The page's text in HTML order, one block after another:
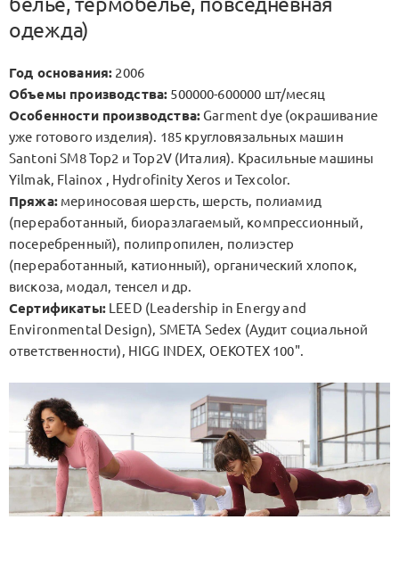
одежда)
Год основания: 2006
Объемы производства: 500000-600000 шт/месяц
Особенности производства: Garment dye (окрашивание
уже готового изделия). 185 кругловязальных машин
Santoni SM8 Top2 и Top2V (Италия). Красильные машины
Yilmak, Flainox , Hydrofinity Xeros и Texcolor.
Пряжа:мериносовая шерсть, шерсть, полиамид
(переработанный, биоразлагаемый, компрессионный,
посеребренный), полипропилен, полиэстер
(переработанный, катионный), органический хлопок,
вискоза, модал, тенсел и др.
Сертификаты:LEED (Leadership in Energy and
Environmental Design), SMETA Sedex (Аудит социальной
ответственности), HIGG INDEX, OEKOTEX 100".